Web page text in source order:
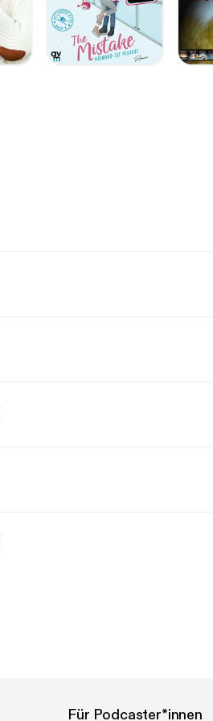
Für Podcaster*innen